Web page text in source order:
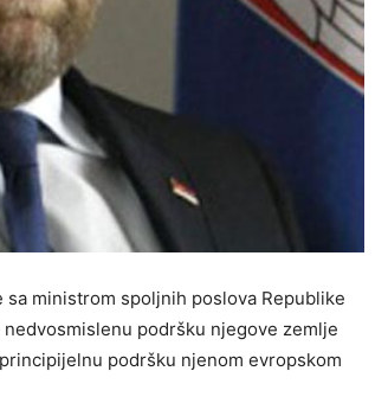
ministrom spoljnih poslova Republike
podršku njegove zemlje
podršku njenom evropskom